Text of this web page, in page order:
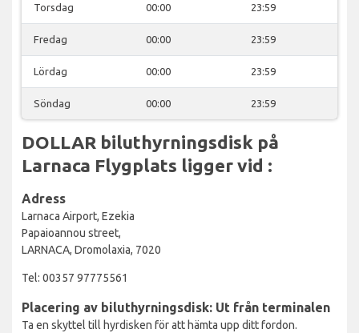
Torsdag 00:00 23:59
Fredag 00:00 23:59
Lördag 00:00 23:59
Söndag 00:00 23:59
DOLLAR biluthyrningsdisk på
Larnaca Flygplats ligger vid :
Adress
Larnaca Airport, Ezekia
Papaioannou street,
LARNACA, Dromolaxia, 7020
Tel: 00357 97775561
Placering av biluthyrningsdisk: Ut från terminalen
Ta en skyttel till hyrdisken för att hämta upp ditt fordon.